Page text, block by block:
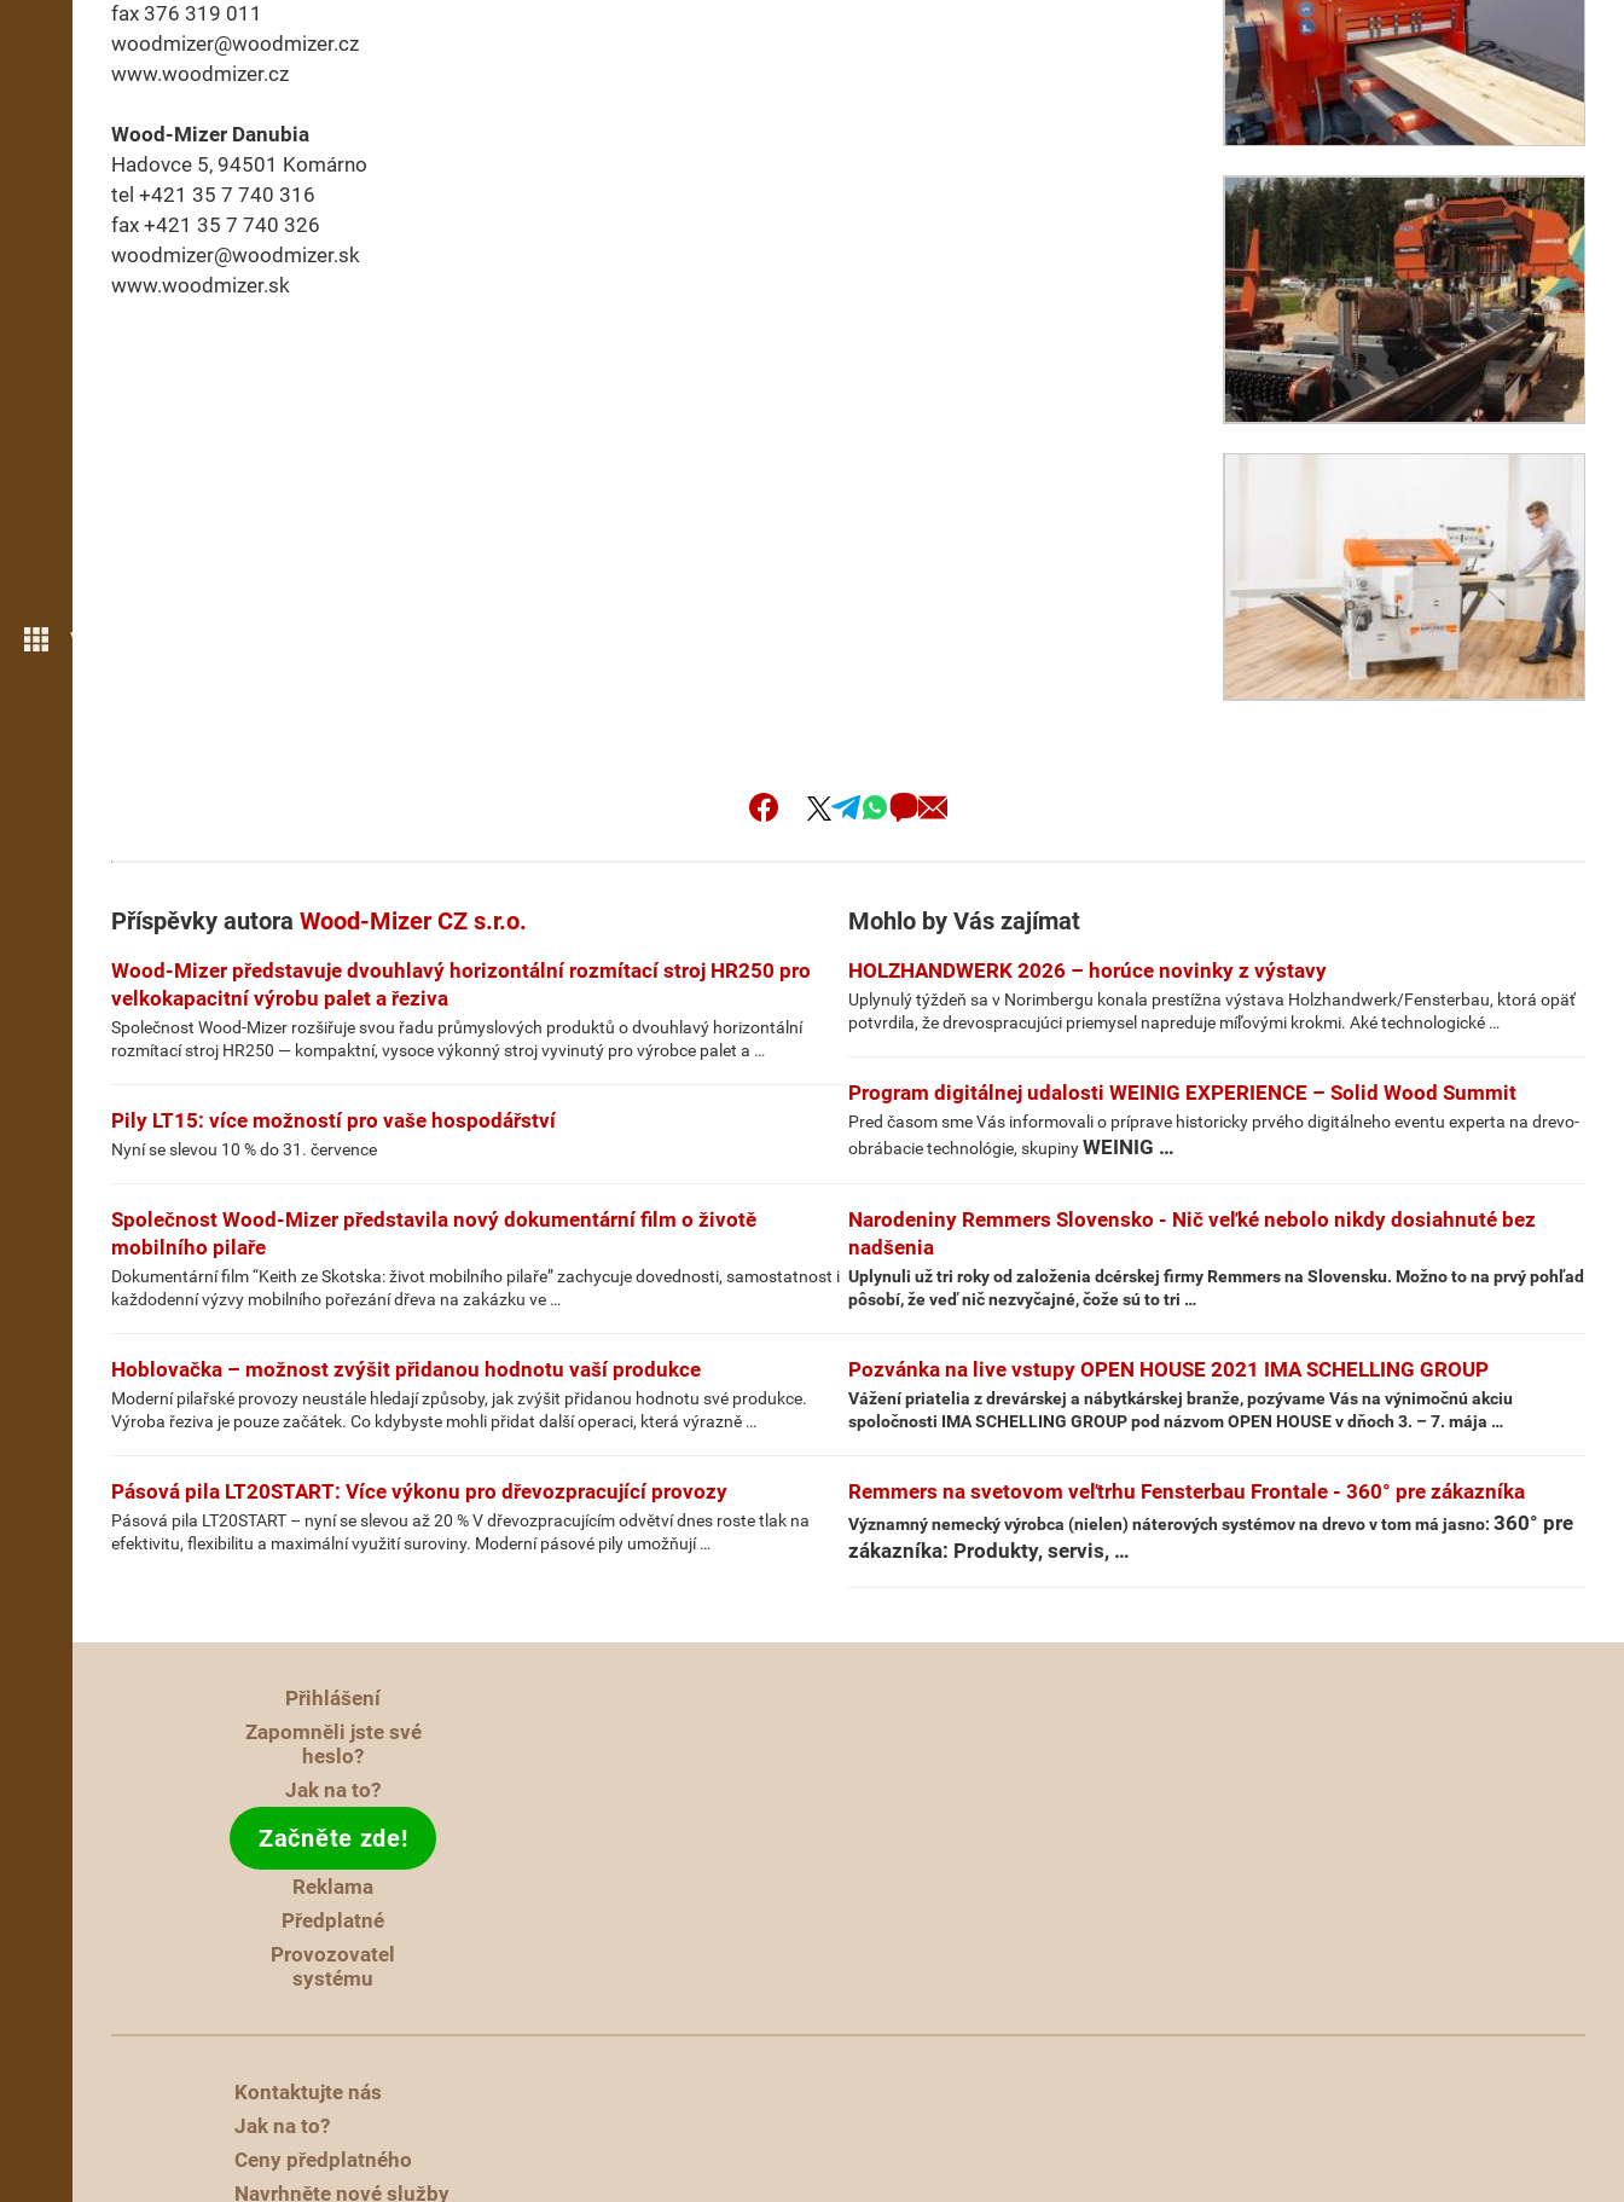
Více možností
fax 376 319 011
woodmizer@woodmizer.cz
www.woodmizer.cz
Wood-Mizer Danubia
Hadovce 5, 94501 Komárno
tel +421 35 7 740 316
fax +421 35 7 740 326
woodmizer@woodmizer.sk
www.woodmizer.sk
Příspěvky autora Wood-Mizer CZ s.r.o.
Wood-Mizer představuje dvouhlavý horizontální rozmítací stroj HR250 pro
velkokapacitní výrobu palet a řeziva
Společnost Wood-Mizer rozšiřuje svou řadu průmyslových produktů o dvouhlavý horizontální
rozmítací stroj HR250 — kompaktní, vysoce výkonný stroj vyvinutý pro výrobce palet a …
Pily LT15: více možností pro vaše hospodářství
Nyní se slevou 10 % do 31. července
Společnost Wood-Mizer představila nový dokumentární film o životě
mobilního pilaře
Dokumentární film “Keith ze Skotska: život mobilního pilaře” zachycuje dovednosti, samostatnost i
každodenní výzvy mobilního pořezání dřeva na zakázku ve …
Hoblovačka – možnost zvýšit přidanou hodnotu vaší produkce
Moderní pilařské provozy neustále hledají způsoby, jak zvýšit přidanou hodnotu své produkce.
Výroba řeziva je pouze začátek. Co kdybyste mohli přidat další operaci, která výrazně …
Pásová pila LT20START: Více výkonu pro dřevozpracující provozy
Pásová pila LT20START – nyní se slevou až 20 % V dřevozpracujícím odvětví dnes roste tlak na
efektivitu, flexibilitu a maximální využití suroviny. Moderní pásové pily umožňují …
Mohlo by Vás zajímat
HOLZHANDWERK 2026 – horúce novinky z výstavy
Uplynulý týždeň sa v Norimbergu konala prestížna výstava Holzhandwerk/Fensterbau, ktorá opäť
potvrdila, že drevospracujúci priemysel napreduje míľovými krokmi. Aké technologické …
Program digitálnej udalosti WEINIG EXPERIENCE – Solid Wood Summit
Pred časom sme Vás informovali o príprave historicky prvého digitálneho eventu experta na drevo-
obrábacie technológie, skupinyWEINIG …
Narodeniny Remmers Slovensko - Nič veľké nebolo nikdy dosiahnuté bez
nadšenia
Uplynuli už tri roky od založenia dcérskej firmy Remmers na Slovensku. Možno to na prvý pohľad
pôsobí, že veď nič nezvyčajné, čože sú to tri …
Pozvánka na live vstupy OPEN HOUSE 2021 IMA SCHELLING GROUP
Vážení priatelia z drevárskej a nábytkárskej branže, pozývame Vás na výnimočnú akciu
spoločnosti IMA SCHELLING GROUP pod názvom OPEN HOUSE v dňoch 3. – 7. mája …
Remmers na svetovom veľtrhu Fensterbau Frontale - 360° pre zákazníka
Významný nemecký výrobca (nielen) náterových systémov na drevo v tom má jasno: 360° pre
zákazníka: Produkty, servis, …
Přihlášení
Zapomněli jste své
heslo?
Jak na to?
Začněte zde!
Reklama
Předplatné
Provozovatel
systému
Kontaktujte nás
Jak na to?
Ceny předplatného
Navrhněte nové služby